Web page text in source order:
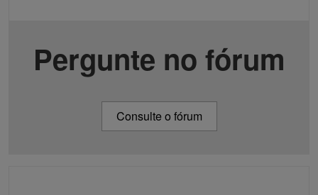
Pergunte no fórum
Consulte o fórum